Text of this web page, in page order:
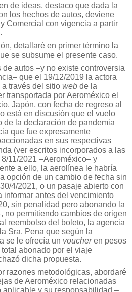
de ideas, destaco que dada la
los hechos de autos, deviene
Comercial con vigencia a partir
detallaré en primer término la
se subsume el presente caso.
autos –y no existe controversia
que el 19/12/2019 la actora
través del sitio web de la
transportada por Aeroméxico el
Japón, con fecha de regreso al
está en discusión que el vuelo
de la declaración de pandemia
que fue expresamente
en sus respectivas
(ver escritos incorporados a las
11/2021 –Aeroméxico– y
a ello, la aerolínea le habría
opción de un cambio de fecha sin
4/2021, o un pasaje abierto con
informar antes del vencimiento
sin penalidad pero abonando la
no permitiendo cambios de origen
reembolso del boleto, la agencia
Sra. Pena que según la
se le ofrecía un voucheren pesos
abonado por el viaje
dicha propuesta.
razones metodológicas, abordaré
de Aeroméxico relacionadas
aplicable y su responsabilidad –